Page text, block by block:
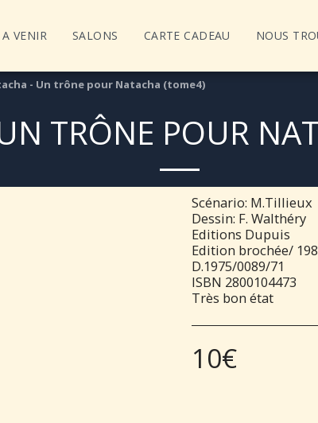
VENIR SALONS CARTE CADEAU NOUS
- Un trône pour Natacha (tome4)
TRÔNE POUR
Scénario: M.Tillieux
Dessin: F. Walthéry
Editions Dupuis
Edition brochée/
D.1975/0089/71
ISBN 2800104473
Très bon état
10€